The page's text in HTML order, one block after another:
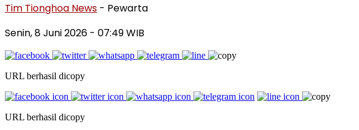
Tim Tionghoa News - Pewarta
Senin, 8 Juni 2026 - 07:49 WIB
URL berhasil dicopy
URL berhasil dicopy